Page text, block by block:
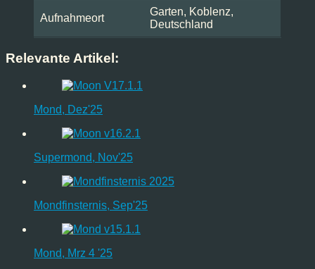
Aufnahmeort
Garten, Koblenz,
Deutschland
Relevante Artikel:
Mond, Dez'25
Supermond, Nov'25
Mondfinsternis, Sep'25
Mond, Mrz 4 '25